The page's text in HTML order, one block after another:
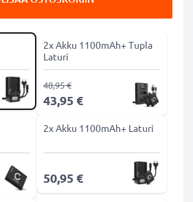
2x Akku 1100mAh+ Tupla
Laturi
43,95 €
48,95 €
2x Akku 1100mAh+ Laturi
50,95 €